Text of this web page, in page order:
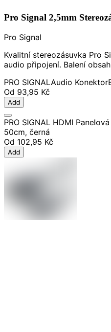
Pro Signal 2,5mm
Pro Signal
Kvalitní stereozásuvka Pro
audio připojení. Balení
PRO SIGNALAudio Konektor
Od 93,95 Kč
Add
PRO SIGNAL HDMI
50cm, černá
Od 102,95 Kč
Add